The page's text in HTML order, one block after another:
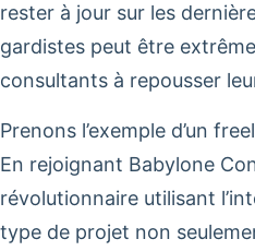
rester à jour sur les
gardistes peut être
consultants à repousser
Prenons l’exemple d’un
En rejoignant Babylone
révolutionnaire utilisant
type de projet non